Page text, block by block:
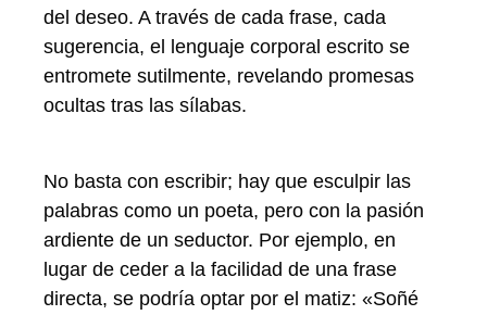
del deseo. A través de cada frase, cada
sugerencia, el lenguaje corporal escrito se
entromete sutilmente, revelando promesas
ocultas tras las sílabas.
No basta con escribir; hay que esculpir las
palabras como un poeta, pero con la pasión
ardiente de un seductor. Por ejemplo, en
lugar de ceder a la facilidad de una frase
directa, se podría optar por el matiz: «Soñé